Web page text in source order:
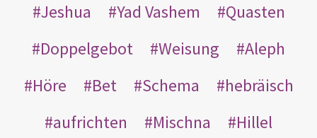
Jeshua
Yad Vashem
Quasten
Doppelgebot
Weisung
Aleph
Höre
Bet Schema
hebräisch
aufrichten
Mischna Hillel